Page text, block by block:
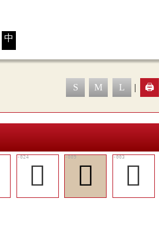
中
S M L | 🖨️
󱋊 𡖆 𡖊